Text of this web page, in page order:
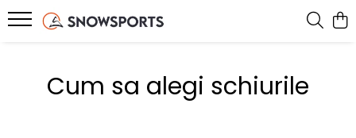
Placi Snowboard
Schiuri
Placi Splitboard
Card Cadou
Jerseys
Role inline
Service ski & snowboard
Cum sa alegi schiurile